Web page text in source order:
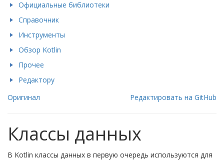
Официальные библиотеки
Справочник
Инструменты
Обзор Kotlin
Прочее
Редактору
Редактировать на GitHub
Оригинал
Классы данных
В Kotlin классы данных в первую очередь используются для